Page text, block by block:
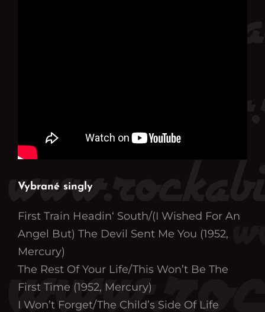
Vybrané singly
First Train Headin‘ South/(I Wished For An
Angel But) The Devil Sent Me You (1952,
Mercury)
The Rest Of Your Life/This Won’t Be The
First Time (1952, Mercury)
I Won’t Forget/The Child’s Side Of Life